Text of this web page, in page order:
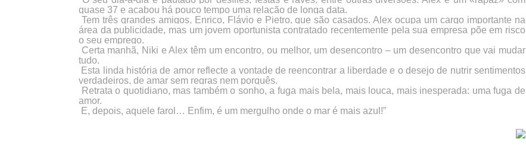
quase 37 e acabou há pouco tempo uma relação de longa data.
Tem três grandes amigos, Enrico, Flávio e Pietro, que são casados. Alex ocupa um cargo importante na
área da publicidade, mas um jovem oportunista contratado recentemente pela sua empresa põe em risco
o seu emprego.
Certa manhã, Niki e Alex têm um encontro, ou melhor, um desencontro – um desencontro que vai mudar
tudo.
Esta linda história de amor reflecte a vontade de reencontrar a liberdade e o desejo de nutrir sentimentos
verdadeiros, de amar sem regras nem porquês.
Retrata o quotidiano, mas também o sonho, a fuga mais bela, mais louca, mais inesperada: uma fuga de
amor.
E, depois, aquele farol… Enfim, é um mergulho onde o mar é mais azul!”